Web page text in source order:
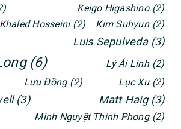
Keigo Higashino (2)
Khaled Hosseini (2) Kim Suhyun (2)
Luis Sepulveda (3)
(6) Lý Ái Linh (2)
Lưu Đồng (2) Lục Xu (2)
(3) Matt Haig (3)
Minh Nguyệt Thính Phong (2)